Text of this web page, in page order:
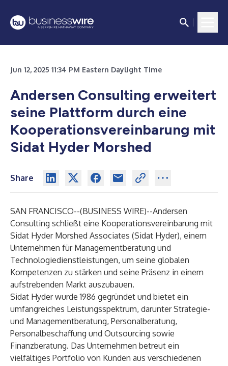
Jun 12, 2025 11:34 PM Eastern Daylight Time
Andersen Consulting erweitert
seine Plattform durch eine
Kooperationsvereinbarung mit
Sidat Hyder Morshed
Share
SAN FRANCISCO--(BUSINESS WIRE)--Andersen
Consulting schließt eine Kooperationsvereinbarung mit
Sidat Hyder Morshed Associates (Sidat Hyder), einem
Unternehmen für Managementberatung und
Technologiedienstleistungen, um seine globalen
Kompetenzen zu stärken und seine Präsenz in einem
aufstrebenden Markt auszubauen.
Sidat Hyder wurde 1986 gegründet und bietet ein
umfangreiches Leistungsspektrum, darunter Strategie-
und Managementberatung, Personalberatung,
Personalbeschaffung und Outsourcing sowie
Finanzberatung. Das Unternehmen betreut ein
vielfältiges Portfolio von Kunden aus verschiedenen